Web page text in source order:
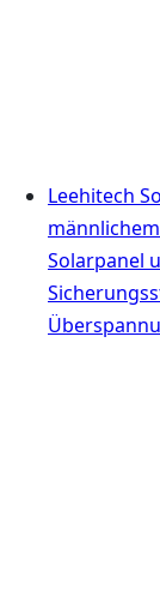
Leehitech
Solarpanel